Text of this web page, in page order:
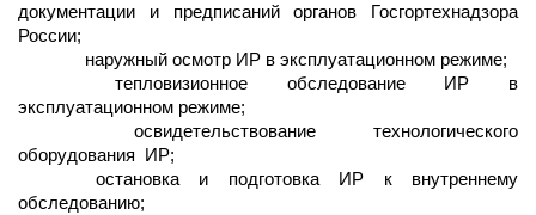
документации и предписаний органов Госгортехнадзора
России;
наружный осмотр ИР в эксплуатационном режиме;
тепловизионное обследование ИР в
эксплуатационном режиме;
освидетельствование технологического
оборудования
ИР;
остановка и подготовка ИР к внутреннему
обследованию;